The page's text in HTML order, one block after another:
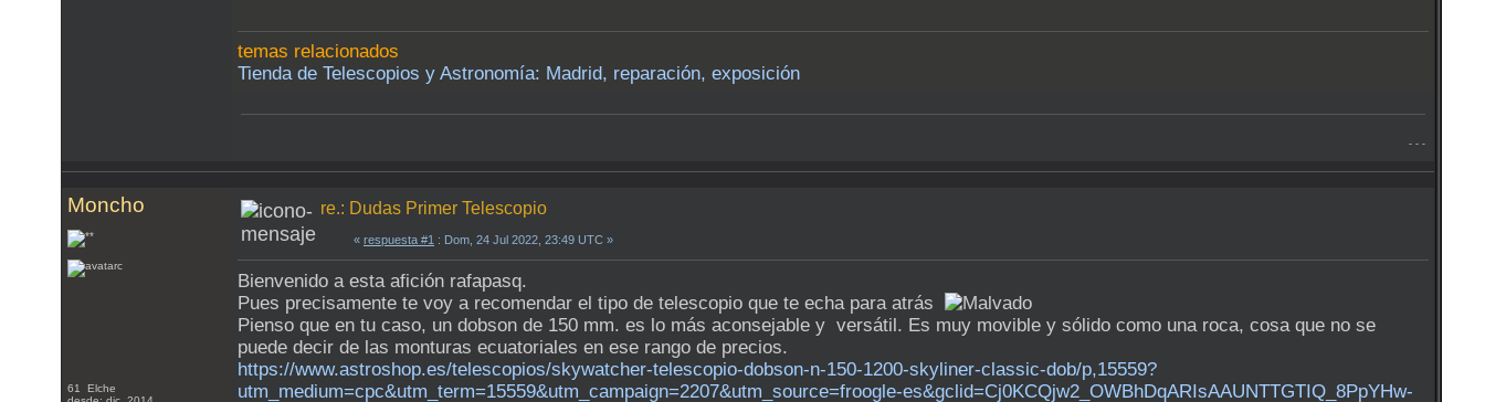
temas relacionados
Tienda de Telescopios y Astronomía: Madrid, reparación, exposición
- - -
Moncho
61 Elche
re.: Dudas Primer Telescopio
« respuesta #1 : Dom, 24 Jul 2022, 23:49 UTC »
Bienvenido a esta afición rafapasq.
Pues precisamente te voy a recomendar el tipo de telescopio que te echa para atrás
Pienso que en tu caso, un dobson de 150 mm. es lo más aconsejable y versátil. Es muy movible y sólido como una roca, cosa que no se
puede decir de las monturas ecuatoriales en ese rango de precios.
https://www.astroshop.es/telescopios/skywatcher-telescopio-dobson-n-150-1200-skyliner-classic-dob/p,15559?
utm_medium=cpc&utm_term=15559&utm_campaign=2207&utm_source=froogle-es&gclid=Cj0KCQjw2_OWBhDqARIsAAUNTTGTIQ_8PpYHw-